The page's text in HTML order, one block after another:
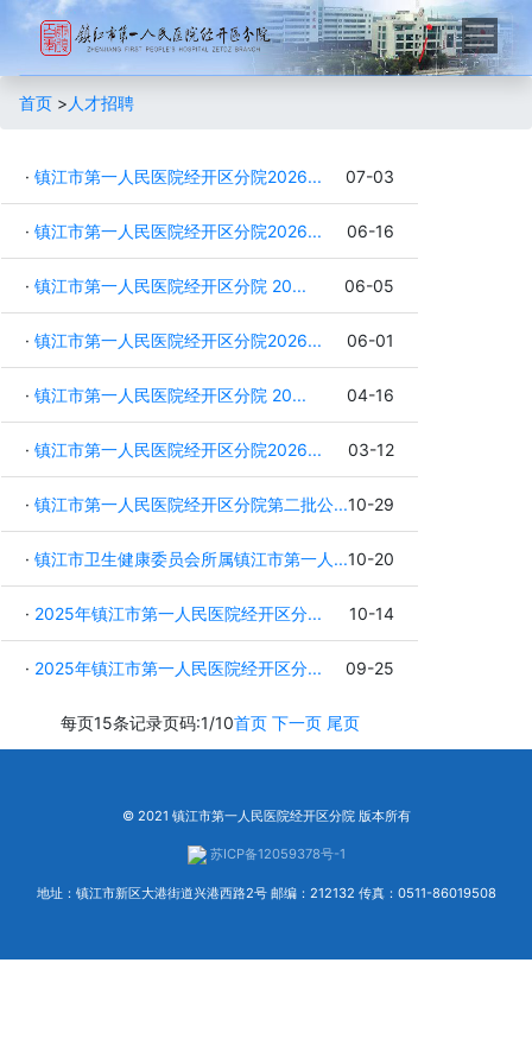
首页 > 人才招聘
· 镇江市第一人民医院经开区分院2026... 07-03
· 镇江市第一人民医院经开区分院2026... 06-16
· 镇江市第一人民医院经开区分院 20... 06-05
· 镇江市第一人民医院经开区分院2026... 06-01
· 镇江市第一人民医院经开区分院 20... 04-16
· 镇江市第一人民医院经开区分院2026... 03-12
· 镇江市第一人民医院经开区分院第二批公...10-29
· 镇江市卫生健康委员会所属镇江市第一人...10-20
· 2025年镇江市第一人民医院经开区分... 10-14
· 2025年镇江市第一人民医院经开区分... 09-25
每页15条记录页码:1/10首页 下一页 尾页
© 2021 镇江市第一人民医院经开区分院 版本所有
苏ICP备12059378号-1
地址：镇江市新区大港街道兴港西路2号 邮编：212132 传真：0511-86019508